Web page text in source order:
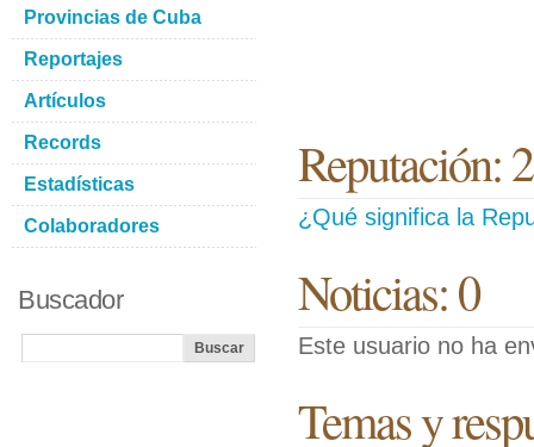
Reputación: 2
¿Qué significa la
Noticias: 0
Este usuario no ha
Temas y
Provincias de Cuba
Reportajes
Artículos
Records
Estadísticas
Colaboradores
Buscador